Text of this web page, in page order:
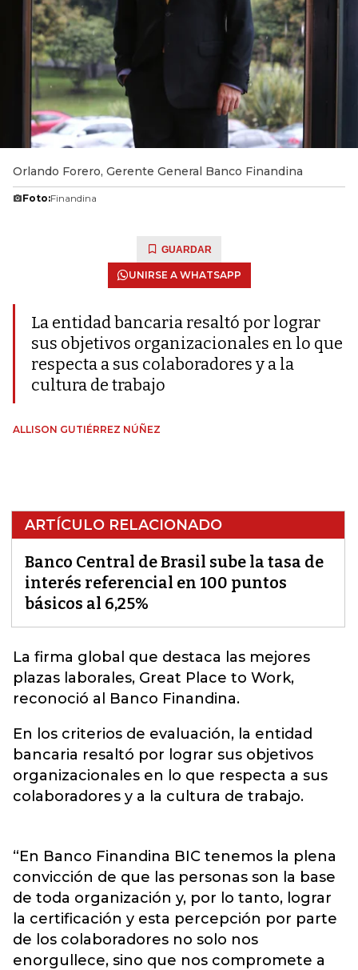
Orlando Forero, Gerente General Banco Finandina
Foto:Finandina
GUARDAR
UNIRSE A WHATSAPP
La entidad bancaria resaltó por lograr
sus objetivos organizacionales en lo que
respecta a sus colaboradores y a la
cultura de trabajo
ALLISON GUTIÉRREZ NÚÑEZ
ARTÍCULO RELACIONADO
Banco Central de Brasil sube la tasa de
interés referencial en 100 puntos
básicos al 6,25%
La firma global que destaca las mejores
plazas laborales, Great Place to Work,
reconoció al Banco Finandina.
En los criterios de evaluación, la entidad
bancaria resaltó por lograr sus objetivos
organizacionales en lo que respecta a sus
colaboradores y a la cultura de trabajo.
“En Banco Finandina BIC tenemos la plena
convicción de que las personas son la base
de toda organización y, por lo tanto, lograr
la certificación y esta percepción por parte
de los colaboradores no solo nos
enorgullece, sino que nos compromete a